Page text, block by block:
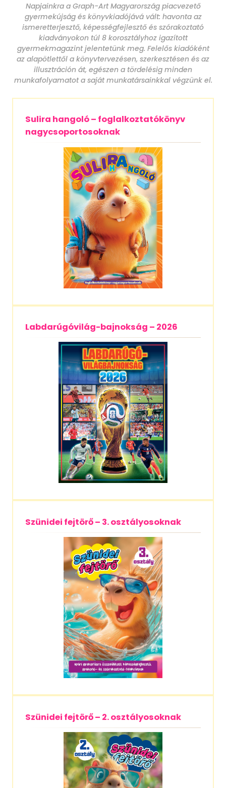
Napjainkra a Graph-Art Magyarország piacvezető
gyermekújság és könyvkiadójává vált: havonta az
ismeretterjesztő, képességfejlesztő és szórakoztató
kiadványokon túl 8 korosztályhoz igazított
gyermekmagazint jelentetünk meg. Felelős kiadóként
az alapötlettől a könyvtervezésen, szerkesztésen és az
illusztráción át, egészen a tördelésig minden
munkafolyamatot a saját munkatársainkkal végzünk el.
Sulira hangoló – foglalkoztatókönyv
nagycsoportosoknak
Labdarúgóvilág-bajnokság – 2026
Szünidei fejtörő – 3. osztályosoknak
Szünidei fejtörő – 2. osztályosoknak